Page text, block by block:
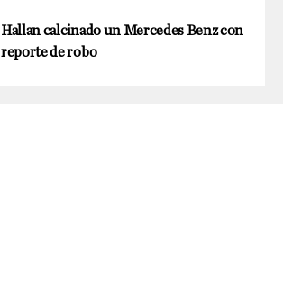
Hallan calcinado un Mercedes Benz con
reporte de robo